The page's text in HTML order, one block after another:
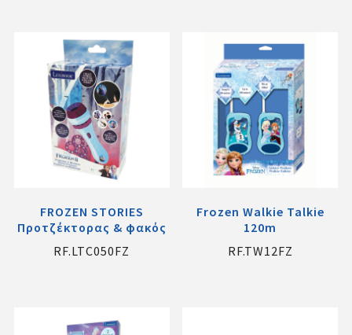
FROZEN STORIES
Προτζέκτορας & φακός
RF.LTC050FZ
Frozen Walkie Talkie
120m
RF.TW12FZ